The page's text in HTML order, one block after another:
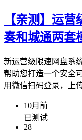
【亲测】运
奏和城通两套
新运营级限速网盘系
帮助您打造一个安全
用微信扫码登录，上
10月前
已测试
28